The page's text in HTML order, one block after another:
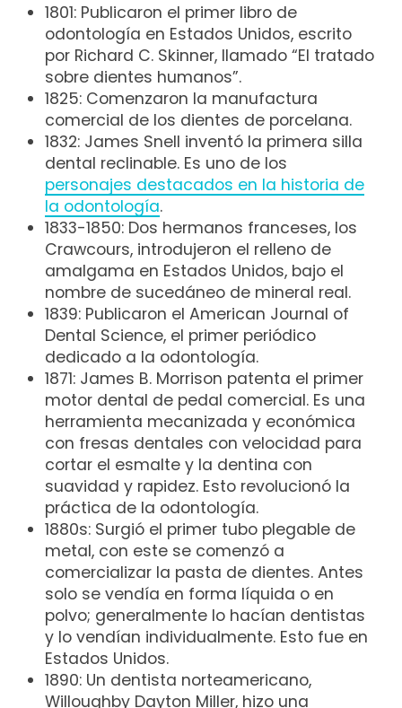
1801: Publicaron el primer libro de
odontología en Estados Unidos, escrito
por Richard C. Skinner, llamado “El tratado
sobre dientes humanos”.
1825: Comenzaron la manufactura
comercial de los dientes de porcelana.
1832: James Snell inventó la primera silla
dental reclinable. Es uno de los
personajes destacados en la historia de
la odontología.
1833-1850: Dos hermanos franceses, los
Crawcours, introdujeron el relleno de
amalgama en Estados Unidos, bajo el
nombre de sucedáneo de mineral real.
1839: Publicaron el American Journal of
Dental Science, el primer periódico
dedicado a la odontología.
1871: James B. Morrison patenta el primer
motor dental de pedal comercial. Es una
herramienta mecanizada y económica
con fresas dentales con velocidad para
cortar el esmalte y la dentina con
suavidad y rapidez. Esto revolucionó la
práctica de la odontología.
1880s: Surgió el primer tubo plegable de
metal, con este se comenzó a
comercializar la pasta de dientes. Antes
solo se vendía en forma líquida o en
polvo; generalmente lo hacían dentistas
y lo vendían individualmente. Esto fue en
Estados Unidos.
1890: Un dentista norteamericano,
Willoughby Dayton Miller, hizo una